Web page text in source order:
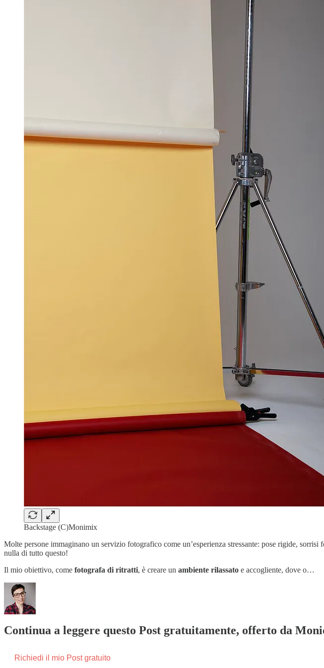
Backstage (C)Monimix
Molte persone immaginano un servizio fotografico come un’esperienza stressante: pose rigide,
nulla di tutto questo!
Il mio obiettivo, come fotografa di ritratti, è creare un ambiente rilassato e accogliente, dove o…
Continua a leggere questo Post gratuitamente, offerto da
Richiedi il mio Post gratuito